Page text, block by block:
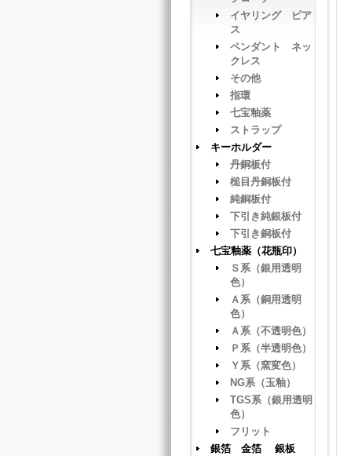
イヤリング ピア
ス
ペンダント ネッ
クレス
その他
指環
七宝釉薬
ストラップ
キーホルダー
丹銅板付
槌目丹銅板付
純銅板付
下引き純銀板付
下引き銅板付
七宝釉薬（花瓶印）
Ｓ系（銀用透明
色）
Ａ系（銅用透明
色）
Ａ系（不透明色）
Ｐ系（半透明色）
Ｙ系（窯変色）
NG系（玉釉）
TGS系（銀用透明
色）
フリット
銀箔 金箔 銀板